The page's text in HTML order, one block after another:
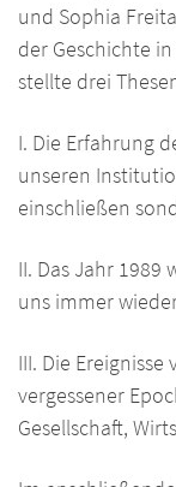
und Sophia
der Geschichte
stellte drei
I. Die Erfahrung
unseren
einschließen
II. Das Jahr 1989
uns immer
III. Die
vergessener
Gesellschaft,